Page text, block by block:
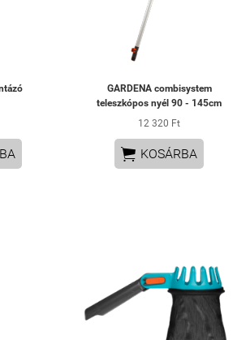
GARDENA combisystem
teleszkópos nyél 90 - 145cm
12 320 Ft
 KOSÁRBA